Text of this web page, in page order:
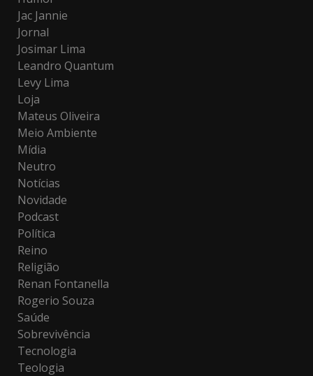
Jac Jannie
Jornal
Josimar Lima
Leandro Quantum
Levy Lima
Loja
Mateus Oliveira
Meio Ambiente
Mídia
Neutro
Notícias
Novidade
Podcast
Política
Reino
Religião
Renan Fontanella
Rogerio Souza
Saúde
Sobrevivência
Tecnologia
Teologia